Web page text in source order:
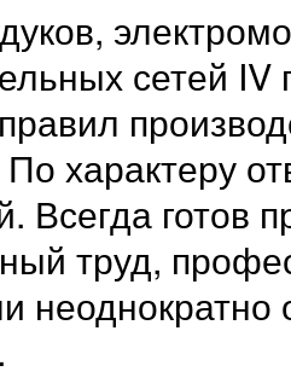
сетей
характеру
Всегда готов
труд,
неоднократно